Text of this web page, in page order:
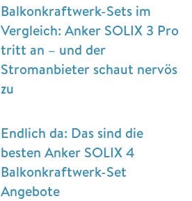
Balkonkraftwerk-Sets im
Vergleich: Anker SOLIX 3 Pro
tritt an – und der
Stromanbieter schaut nervös
zu
Endlich da: Das sind die
besten Anker SOLIX 4
Balkonkraftwerk-Set
Angebote